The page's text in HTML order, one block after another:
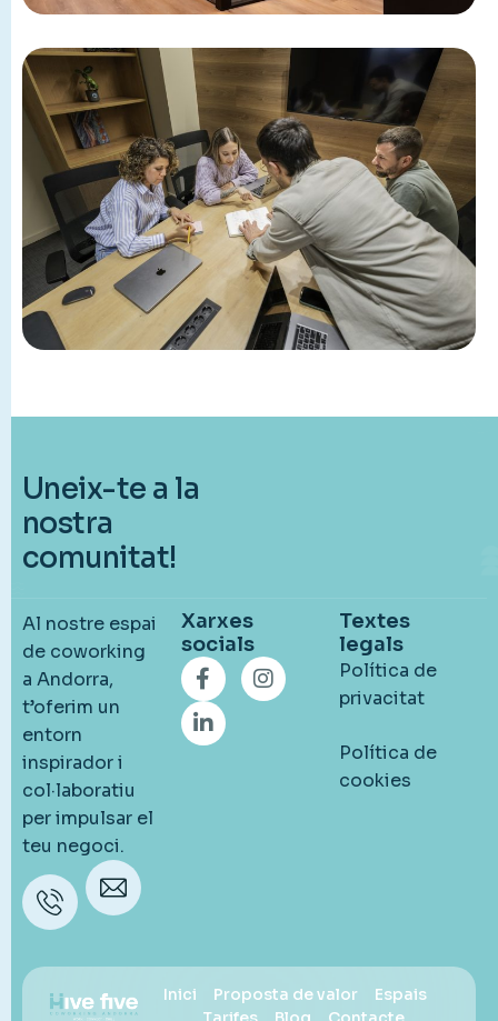
Uneix-te a la
nostra
comunitat!
Al nostre espai
de coworking
a Andorra,
t’oferim un
entorn
inspirador i
col·laboratiu
per impulsar el
teu negoci.
Telèfon
+376
Xarxes
socials
Textes
legals
Política de
privacitat
Política de
cookies
Inici Proposta de valor
Espais